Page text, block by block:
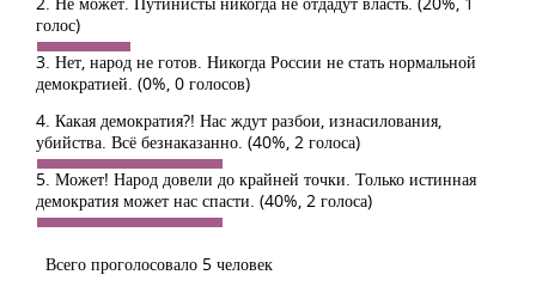
голос)
3. Нет, народ не готов. Никогда России не стать нормальной
демократией. (0%, 0 голосов)
4. Какая демократия?! Нас ждут разбои, изнасилования,
убийства. Всё безнаказанно. (40%, 2 голоса)
5. Может! Народ довели до крайней точки. Только истинная
демократия может нас спасти. (40%, 2 голоса)
Всего проголосовало 5 человек